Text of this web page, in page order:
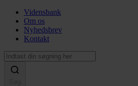
Vidensbank
Om os
Nyhedsbrev
Kontakt